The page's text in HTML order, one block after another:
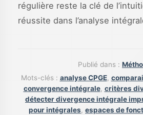
régulière reste la clé de
réussite dans l’analyse
Publié dans :
Mots-clés : analyse CPGE,
convergence intégrale, critères
détecter divergence intégrale
pour intégrales, espaces de